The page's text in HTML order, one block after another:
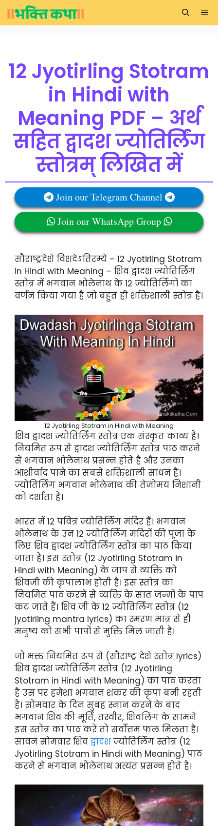
to
12 Jyotirling Stotram
in Hindi with
Meaning PDF – अर्थ
सहित द्वादश ज्योतिर्लिंग
स्तोत्रम् लिखित में
Join our Telegram Channel
Join our WhatsApp Group
सौराष्ट्रदेशे विशदेऽतिरम्ये – 12 Jyotirling Stotram
in Hindi with Meaning – शिव द्वादश ज्योतिर्लिंग
स्तोत्र में भगवान भोलेनाथ के 12 ज्योतिर्लिंगों का
वर्णन किया गया है जो बहुत ही शक्तिशाली स्तोत्र है।
12 Jyotirling Stotram in Hindi with Meaning
शिव द्वादश ज्योतिर्लिंग स्तोत्र एक संस्कृत काव्य है।
नियमित रूप से द्वादश ज्योतिर्लिंग स्तोत्र पाठ करने
से भगवान भोलेनाथ प्रसन्न होते है और उनका
आशीर्वाद पाने का सबसे शक्तिशाली साधन है।
ज्योतिर्लिंग भगवान भोलेनाथ की तेजोमय निशानी
को दर्शाता है।
भारत में 12 पवित्र ज्योतिर्लिंग मंदिर हैं। भगवान
भोलेनाथ के उन 12 ज्योतिर्लिंग मंदिरों की पूजा के
लिए शिव द्वादश ज्योतिर्लिंग स्तोत्र का पाठ किया
जाता है। इस स्तोत्र (12 Jyotirling Stotram in
Hindi with Meaning) के जाप से व्यक्ति को
शिवजी की कृपालाभ होती है। इस स्तोत्र का
नियमित पाठ करने से व्यक्ति के सात जन्मों के पाप
कट जाते हैं। शिव जी के 12 ज्योतिर्लिंग स्तोत्र (12
jyotirling mantra lyrics) का स्मरण मात्र से ही
मनुष्य को सभी पापों से मुक्ति मिल जाती है।
जो भक्त नियमित रूप से (सौराष्ट्र देशे स्तोत्र lyrics)
शिव द्वादश ज्योतिर्लिंग स्तोत्र (12 Jyotirling
Stotram in Hindi with Meaning) का पाठ करता
है उस पर हमेशा भगवान शंकर की कृपा बनी रहती
है। सोमवार के दिन सुबह स्नान करने के बाद
भगवान शिव की मूर्ति, तस्वीर, शिवलिंग के सामने
इस स्तोत्र का पाठ करें तो सर्वोत्तम फल मिलता है।
सावन सोमवार शिव द्वादशज्योतिर्लिंग स्तोत्र (12
Jyotirling Stotram in Hindi with Meaning) पाठ
करने से भगवान भोलेनाथ अत्यंत प्रसन्न होते है।